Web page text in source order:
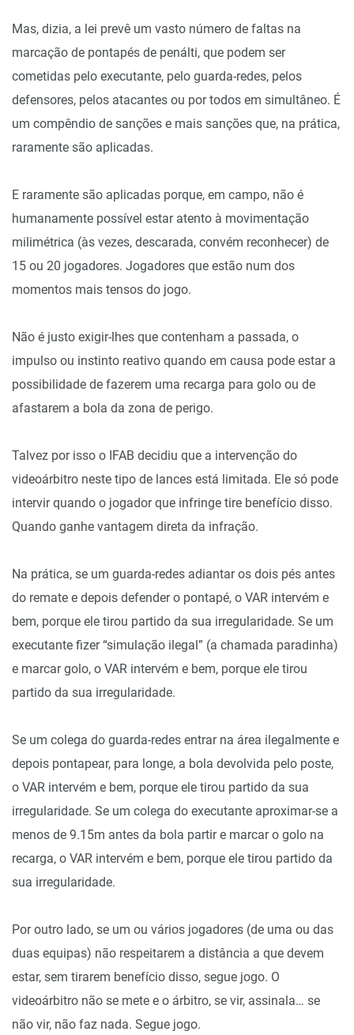
Mas, dizia, a lei prevê um vasto número de faltas na
marcação de pontapés de penálti, que podem ser
cometidas pelo executante, pelo guarda-redes, pelos
defensores, pelos atacantes ou por todos em simultâneo. É
um compêndio de sanções e mais sanções que, na prática,
raramente são aplicadas.
E raramente são aplicadas porque, em campo, não é
humanamente possível estar atento à movimentação
milimétrica (às vezes, descarada, convém reconhecer) de
15 ou 20 jogadores. Jogadores que estão num dos
momentos mais tensos do jogo.
Não é justo exigir-lhes que contenham a passada, o
impulso ou instinto reativo quando em causa pode estar a
possibilidade de fazerem uma recarga para golo ou de
afastarem a bola da zona de perigo.
Talvez por isso o IFAB decidiu que a intervenção do
videoárbitro neste tipo de lances está limitada. Ele só pode
intervir quando o jogador que infringe tire benefício disso.
Quando ganhe vantagem direta da infração.
Na prática, se um guarda-redes adiantar os dois pés antes
do remate e depois defender o pontapé, o VAR intervém e
bem, porque ele tirou partido da sua irregularidade. Se um
executante fizer “simulação ilegal” (a chamada paradinha)
e marcar golo, o VAR intervém e bem, porque ele tirou
partido da sua irregularidade.
Se um colega do guarda-redes entrar na área ilegalmente e
depois pontapear, para longe, a bola devolvida pelo poste,
o VAR intervém e bem, porque ele tirou partido da sua
irregularidade. Se um colega do executante aproximar-se a
menos de 9.15m antes da bola partir e marcar o golo na
recarga, o VAR intervém e bem, porque ele tirou partido da
sua irregularidade.
Por outro lado, se um ou vários jogadores (de uma ou das
duas equipas) não respeitarem a distância a que devem
estar, sem tirarem benefício disso, segue jogo. O
videoárbitro não se mete e o árbitro, se vir, assinala… se
não vir, não faz nada. Segue jogo.